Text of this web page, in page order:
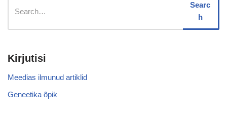
Searc
h
Kirjutisi
Meedias ilmunud artiklid
Geneetika õpik